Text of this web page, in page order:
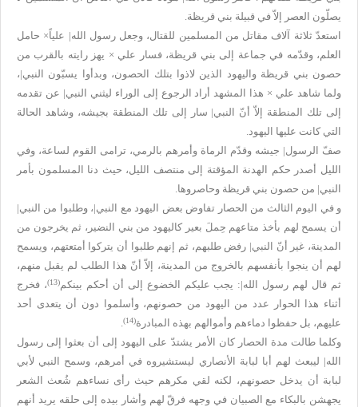
يصلّون العصر إلاّ في قبيلة بني قريظة.
استعدّ ثلاثة آلاف مقاتل من المسلمين للقتال، وجعل رسول الله| علياً× حامل
العلم، وقدّمه في جماعة إلى بني قريظة، فسار علي × يهز رايته بالقرب من
حصون بني قريظة واليهود الذين لاذوا بتلك الحصون، وبدأوا يسبّون النبي|،
ولما شاهد علي × هذا المشهد أراد الرجوع إلى الوراء ليثني النبي| عن تقدمه
إلى تلك المنطقة إلاّ أنّ النبي| سار إلى تلك المنطقة بجيشه، وشاهد الحالة
التي كانت عليها اليهود.
صفّ الرسول| جيشه وقدّم الرماة وأمرهم بالرمي، ترامى القوم لساعة، وفي
الليل أصدر حكم الهدنة المؤقتة إلى منتصف الليل، حيث دنا المسلمون بأمر
النبي| من حصون بني قريظة وحاصروها.
و في اليوم الثالث من الحصار تفاوض بعض اليهود مع النبي|، وطلبوا من النبي|
أن يسمح لهم بأخذ متاعهم حِملَ بعير كاليهود من بني النضير، ثم يخرجون من
المدينة، غير أنّ النبي| رفض طلبهم، ثم إنهم طلبوا أن يتركوا أمتعتهم، ويسمح
لهم أن ينجوا بأنفسهم بالخروج من المدينة، إلاّ أنّ هذا الطلب لم يقبل منهم،
ثم قال لهم رسول الله|: يجب عليكم الخضوع إلى أن أحكم بينكم(13)
، فخرج
أثناء هذا الحوار عدد من اليهود من حصونهم، وأسلموا دون أن يتعدى أحد
عليهم، بل حفظوا دماءهم وأموالهم بهذه المبادرة(14)
.
وكلما طالت مدة الحصار كان الأمر يشتدّ على اليهود إلى أن بعثوا إلى رسول
الله| ليبعث لهم أبا لبابة الأنصاري ليستشيروه في أمرهم، وسمح النبي لأبي
لبابة أن يدخل حصونهم، لكنه لقي مكرهم حيث رأى نساءهم شُعث الشعر
يجهشن بالبكاء مع الصبيان في وجهه فرقّ لهم وأشار بيده إلى حلقه يريد أنهم